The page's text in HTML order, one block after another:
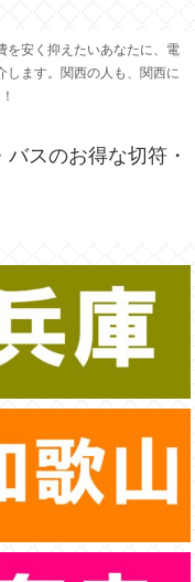
を安く抑えたいあなたに、電
します。関西の人も、関西に
バスのお得な切符・